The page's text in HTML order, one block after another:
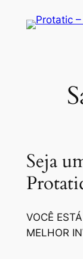
Seja
VOCÊ
MELHOR